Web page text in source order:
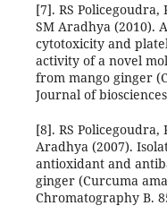
[7]. RS Policegoudra,
SM Aradhya (2010).
cytotoxicity and
activity of a novel
from mango ginger
Journal of
[8]. RS
Aradhya (2007).
antioxidant and
ginger (Curcuma
Chromatography B.